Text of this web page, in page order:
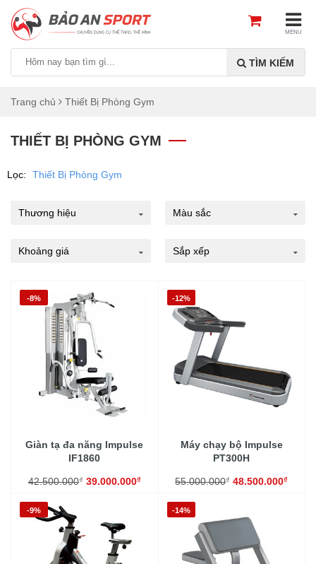
MENU
TÌM KIẾM
Trang chủ Thiết Bị Phòng Gym
THIẾT BỊ PHÒNG GYM
Lọc: Thiết Bị Phòng Gym
Thương hiệu Màu sắc
Khoảng giá Sắp xếp
-8%
Giàn tạ đa năng Impulse
IF1860
42.500.000₫ 39.000.000₫
-12%
Máy chạy bộ Impulse
PT300H
55.000.000₫ 48.500.000₫
-9% -14%